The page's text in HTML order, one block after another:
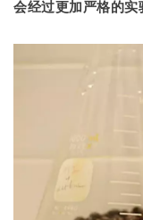
会经过更加严格的实